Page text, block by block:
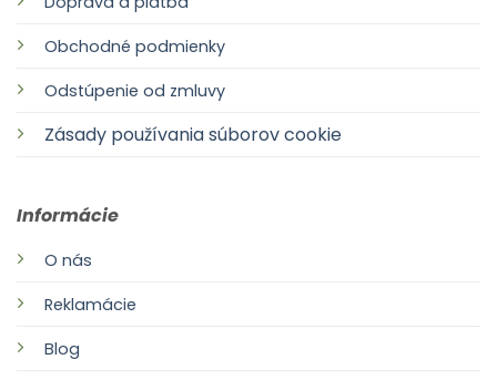
Obchodné podmienky
Odstúpenie od zmluvy
Zásady používania súborov cookie
Informácie
O nás
Reklamácie
Blog